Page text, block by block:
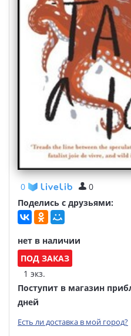
0
0
Поделись с друзьями:
нет в наличии
ПОД ЗАКАЗ
1 экз.
Поступит в магазин
дней
Есть ли доставка в мой город?